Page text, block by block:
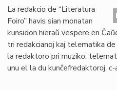
La redakcio de “Literatura
Foiro” havis sian monatan
kunsidon hieraŭ vespere en
tri redakcianoj kaj telematika
la redaktoro pri muziko,
unu el la du kunĉefredaktoroj,